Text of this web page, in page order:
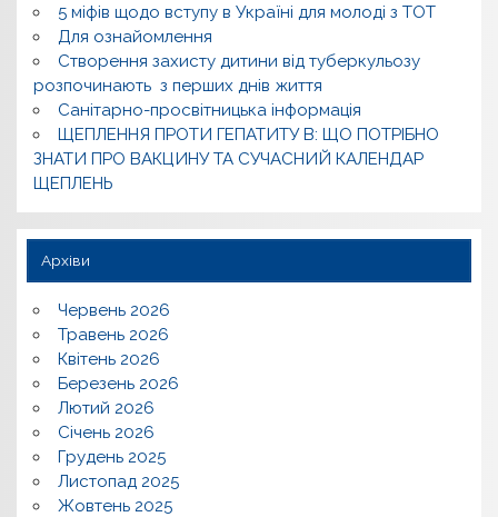
5 міфів щодо вступу в Україні для молоді з ТОТ
Для ознайомлення
Створення захисту дитини від туберкульозу
розпочинають з перших днів життя
Санітарно-просвітницька інформація
ЩЕПЛЕННЯ ПРОТИ ГЕПАТИТУ В: ЩО ПОТРІБНО
ЗНАТИ ПРО ВАКЦИНУ ТА СУЧАСНИЙ КАЛЕНДАР
ЩЕПЛЕНЬ
Архіви
Червень 2026
Травень 2026
Квітень 2026
Березень 2026
Лютий 2026
Січень 2026
Грудень 2025
Листопад 2025
Жовтень 2025